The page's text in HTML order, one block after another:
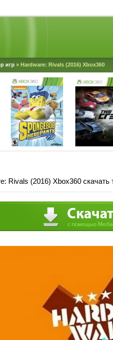
игр» Hardware: Rivals (2016) Xbox360
Rivals (2016) Xbox360 скачать